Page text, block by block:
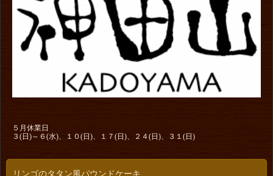
５月休業日
３(日)～６(水)、１０(日)、１７(日)、２４(日)、３１(日)
リンゴのタタン風パウンドケーキ